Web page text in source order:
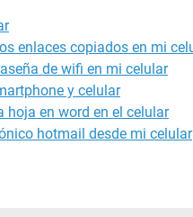
enlaces copiados en mi
de wifi en mi celular
y celular
hoja en word en el celular
hotmail desde mi celular